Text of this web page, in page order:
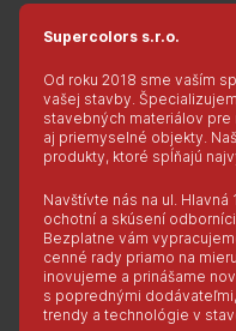
Supercolors s.r.o.
Od roku 2018 sme vaším
vašej stavby.
stavebných materiálov
aj priemyselné objekty.
produkty, ktoré spĺňajú
Navštívte nás na ul.
ochotní a skúsení
Bezplatne vám
cenné rady priamo na
inovujeme a prinášame
s poprednými
trendy a technológie v